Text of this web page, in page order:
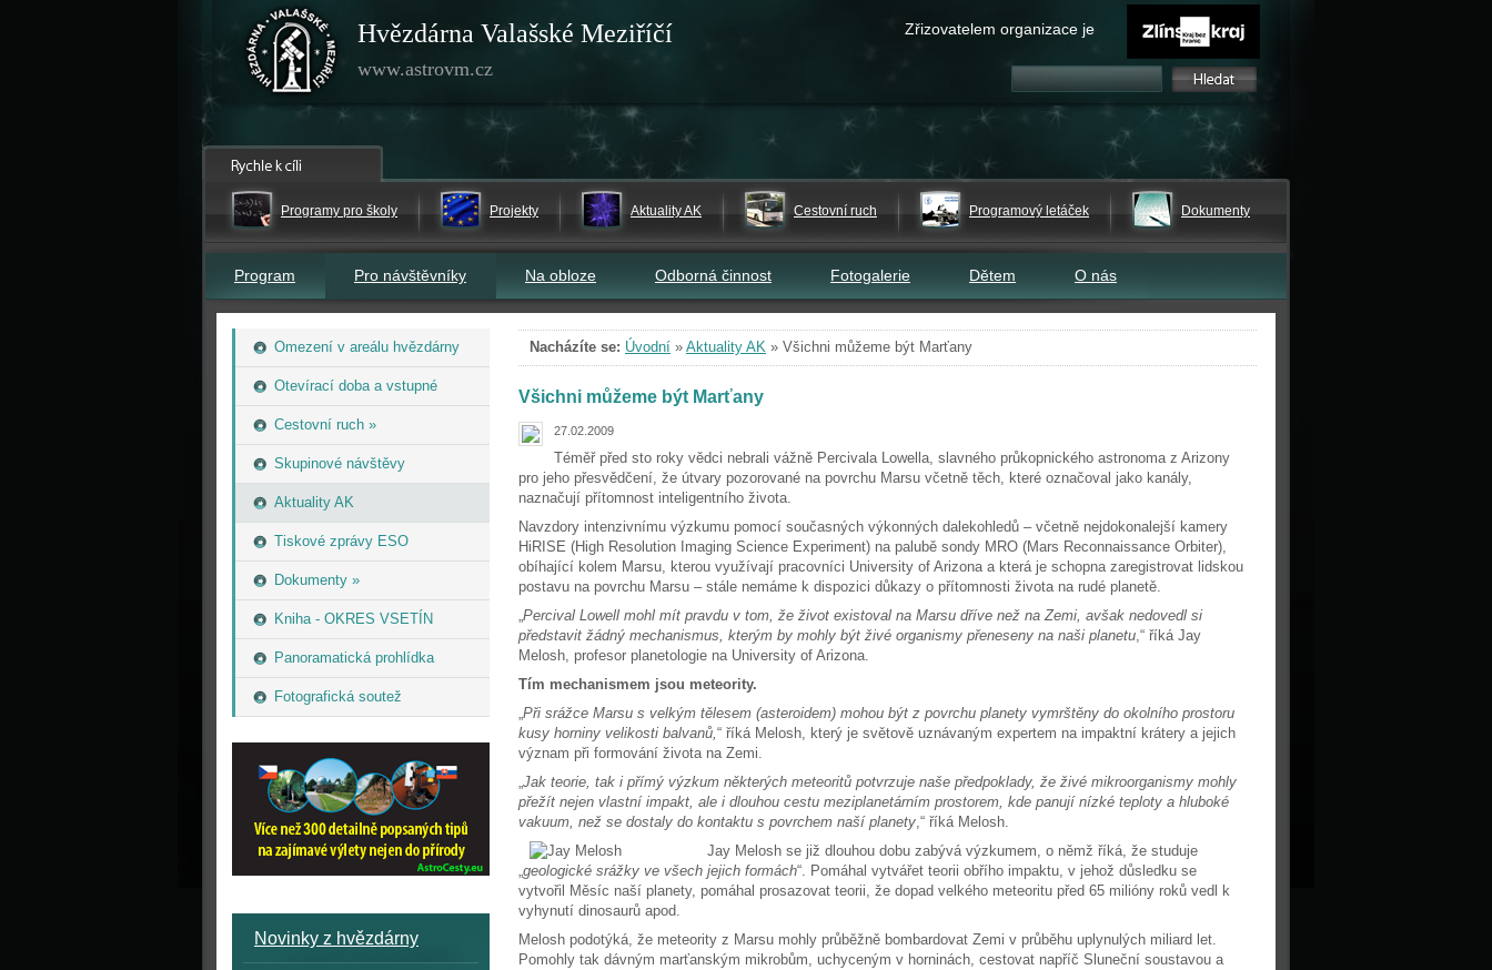
Hvězdárna Valašské Meziříčí
www.astrovm.cz
Zřizovatelem organizace je
Programy pro školy Projekty Aktuality AK Cestovní ruch Programový letáček Dokumenty
Program Pro návštěvníky Na obloze Odborná činnost Fotogalerie Dětem O nás
Omezení v areálu hvězdárny
Otevírací doba a vstupné
Cestovní ruch »
Skupinové návštěvy
Aktuality AK
Tiskové zprávy ESO
Dokumenty »
Kniha - OKRES VSETÍN
Panoramatická prohlídka
Fotografická soutež
Novinky z hvězdárny
Nacházíte se: Úvodní » Aktuality AK » Všichni můžeme být Marťany
Všichni můžeme být Marťany
27.02.2009
Téměř před sto roky vědci nebrali vážně Percivala Lowella, slavného průkopnického astronoma z Arizony
pro jeho přesvědčení, že útvary pozorované na povrchu Marsu včetně těch, které označoval jako kanály,
naznačují přítomnost inteligentního života.
Navzdory intenzivnímu výzkumu pomocí současných výkonných dalekohledů – včetně nejdokonalejší kamery
HiRISE (High Resolution Imaging Science Experiment) na palubě sondy MRO (Mars Reconnaissance Orbiter),
obíhající kolem Marsu, kterou využívají pracovníci University of Arizona a která je schopna zaregistrovat lidskou
postavu na povrchu Marsu – stále nemáme k dispozici důkazy o přítomnosti života na rudé planetě.
„Percival Lowell mohl mít pravdu v tom, že život existoval na Marsu dříve než na Zemi, avšak nedovedl si
představit žádný mechanismus, kterým by mohly být živé organismy přeneseny na naši planetu,“ říká Jay
Melosh, profesor planetologie na University of Arizona.
Tím mechanismem jsou meteority.
„Při srážce Marsu s velkým tělesem (asteroidem) mohou být z povrchu planety vymrštěny do okolního prostoru
kusy horniny velikosti balvanů,“ říká Melosh, který je světově uznávaným expertem na impaktní krátery a jejich
význam při formování života na Zemi.
„Jak teorie, tak i přímý výzkum některých meteoritů potvrzuje naše předpoklady, že živé mikroorganismy mohly
přežít nejen vlastní impakt, ale i dlouhou cestu meziplanetárním prostorem, kde panují nízké teploty a hluboké
vakuum, než se dostaly do kontaktu s povrchem naší planety,“ říká Melosh.
Jay Melosh se již dlouhou dobu zabývá výzkumem, o němž říká, že studuje
„geologické srážky ve všech jejich formách“. Pomáhal vytvářet teorii obřího impaktu, v jehož důsledku se
vytvořil Měsíc naší planety, pomáhal prosazovat teorii, že dopad velkého meteoritu před 65 milióny roků vedl k
vyhynutí dinosaurů apod.
Melosh podotýká, že meteority z Marsu mohly průběžně bombardovat Zemi v průběhu uplynulých miliard let.
Pomohly tak dávným marťanským mikrobům, uchyceným v horninách, cestovat napříč Sluneční soustavou a